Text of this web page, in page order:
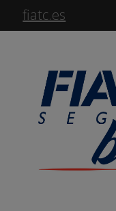
fiatc.es